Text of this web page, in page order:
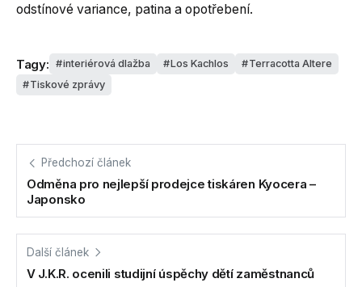
odstínové variance, patina a opotřebení.
Tagy: interiérová dlažba Los Kachlos
Terracotta Altere
Tiskové zprávy
Předchozí článek
Odměna pro nejlepší prodejce tiskáren Kyocera –
Japonsko
Další článek
V J.K.R. ocenili studijní úspěchy dětí zaměstnanců